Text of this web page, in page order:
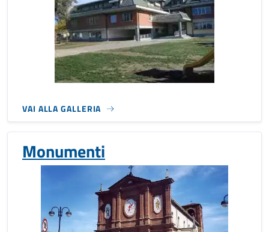
VAI ALLA GALLERIA
Monumenti